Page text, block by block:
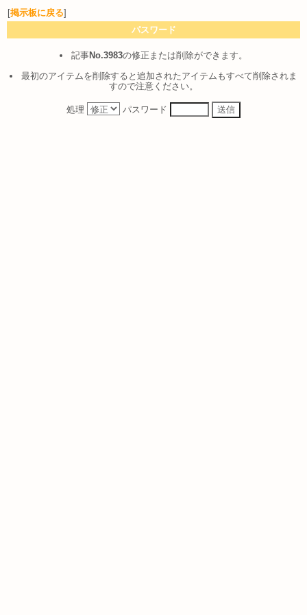
[掲示板に戻る]
パスワード
記事No.3983の修正または削除ができます。
最初のアイテムを削除すると追加されたアイテムもすべて削除されま
すので注意ください。
処理 パスワード